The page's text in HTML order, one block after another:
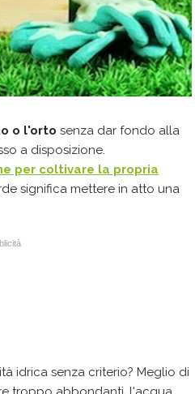
o l'orto senza dar fondo alla
a disposizione.
per coltivare la propria
significa mettere in atto una
idrica senza criterio? Meglio di